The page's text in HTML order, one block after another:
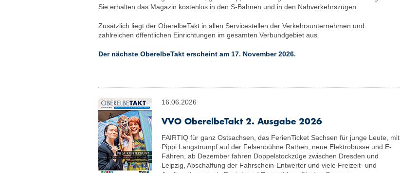
Sie erhalten das Magazin kostenlos in den S-Bahnen und in den Nahverkehrszügen.
Zusätzlich liegt der OberelbeTakt in allen Servicestellen der Verkehrsunternehmen und
zahlreichen öffentlichen Einrichtungen im gesamten Verbundgebiet aus.
Der nächste OberelbeTakt erscheint am 17. November 2026.
16.06.2026
VVO OberelbeTakt 2. Ausgabe 2026
FAIRTIQ für ganz Ostsachsen, das FerienTicket Sachsen für junge Leute, mit
Pippi Langstrumpf auf der Felsenbühne Rathen, neue Elektrobusse und E-
Fähren, ab Dezember fahren Doppelstockzüge zwischen Dresden und
Leipzig, Abschaffung der Fahrschein-Entwerter und viele Freizeit- und